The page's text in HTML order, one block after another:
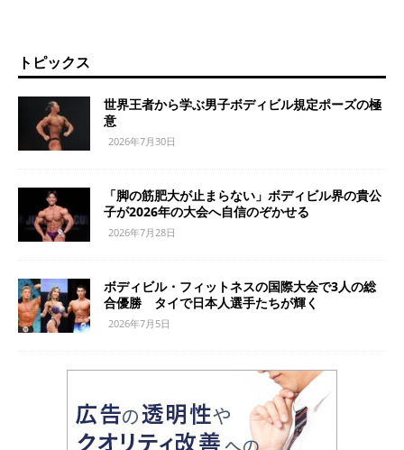
トピックス
世界王者から学ぶ男子ボディビル規定ポーズの極
意
2026年7月30日
「脚の筋肥大が止まらない」ボディビル界の貴公
子が2026年の大会へ自信のぞかせる
2026年7月28日
ボディビル・フィットネスの国際大会で3人の総
合優勝 タイで日本人選手たちが輝く
2026年7月5日